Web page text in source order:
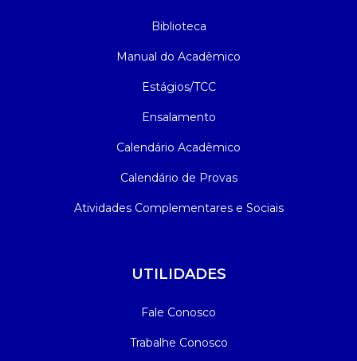
Biblioteca
Manual do Acadêmico
Estágios/TCC
Ensalamento
Calendário Acadêmico
Calendário de Provas
Atividades Complementares e Sociais
UTILIDADES
Fale Conosco
Trabalhe Conosco